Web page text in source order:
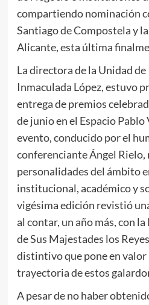
compartiendo nominación
Santiago de Compostela y
Alicante, esta última
La directora de la Unidad de
Inmaculada López, estuvo
entrega de premios
de junio en el Espacio Pablo
evento, conducido por el
conferenciante Ángel Rielo,
personalidades del ámbito
institucional, académico y
vigésima edición revistió
al contar, un año más, con
de Sus Majestades los
distintivo que pone en valor
trayectoria de estos
A pesar de no haber